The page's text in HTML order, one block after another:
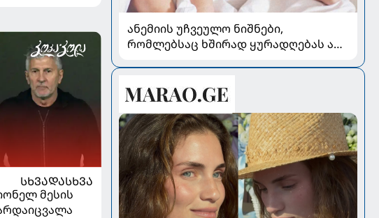
ᲡᲮᲕᲐᲓᲐᲡᲮᲕᲐ
მესის
ანემიის უჩვეულო ნიშნები,
რომლებსაც ხშირად ყურადღებას არ